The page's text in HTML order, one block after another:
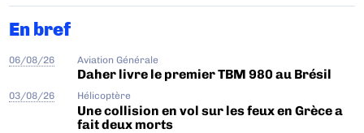
En bref
06/08/26 Aviation Générale
Daher livre le premier TBM 980 au Brésil
03/08/26 Hélicoptère
Une collision en vol sur les feux en Grèce a
fait deux morts